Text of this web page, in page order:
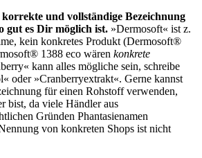
und vollständige Bezeichnung
gut es Dir möglich ist. »Dermosoft« ist z.
kein konkretes Produkt (Dermosoft®
1388 eco wären konkrete
kann alles mögliche sein, schreibe
oder »Cranberryextrakt«. Gerne kannst
für einen Rohstoff verwenden,
bist, da viele Händler aus
Gründen Phantasienamen
von konkreten Shops ist nicht